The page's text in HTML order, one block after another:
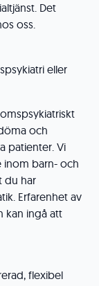
Det
oss.
eller
och
patienter. Vi
inom barn- och
du har
Erfarenhet av
kan ingå att
flexibel